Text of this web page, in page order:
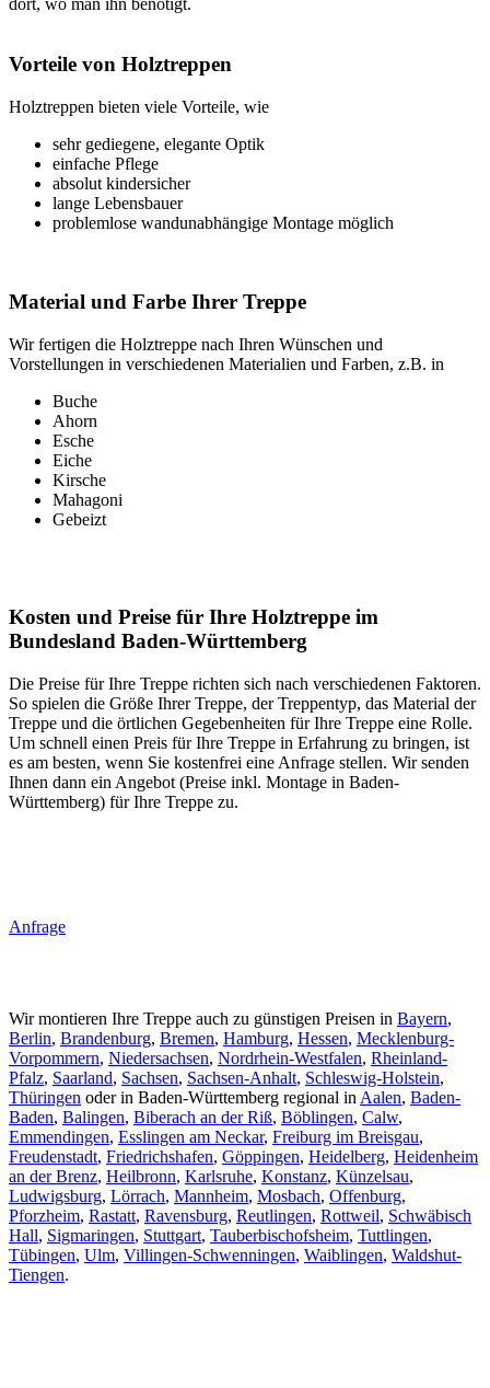
dort, wo man ihn benötigt.
Vorteile von Holztreppen
Holztreppen bieten viele Vorteile, wie
sehr gediegene, elegante Optik
einfache Pflege
absolut kindersicher
lange Lebensbauer
problemlose wandunabhängige Montage möglich
Material und Farbe Ihrer Treppe
Wir fertigen die Holztreppe nach Ihren Wünschen und
Vorstellungen in verschiedenen Materialien und Farben, z.B. in
Buche
Ahorn
Esche
Eiche
Kirsche
Mahagoni
Gebeizt
Kosten und Preise für Ihre Holztreppe im
Bundesland Baden-Württemberg
Die Preise für Ihre Treppe richten sich nach verschiedenen Faktoren.
So spielen die Größe Ihrer Treppe, der Treppentyp, das Material der
Treppe und die örtlichen Gegebenheiten für Ihre Treppe eine Rolle.
Um schnell einen Preis für Ihre Treppe in Erfahrung zu bringen, ist
es am besten, wenn Sie kostenfrei eine Anfrage stellen. Wir senden
Ihnen dann ein Angebot (Preise inkl. Montage in Baden-
Württemberg) für Ihre Treppe zu.
Anfrage
Wir montieren Ihre Treppe auch zu günstigen Preisen in Bayern,
Berlin, Brandenburg, Bremen, Hamburg, Hessen, Mecklenburg-
Vorpommern, Niedersachsen, Nordrhein-Westfalen, Rheinland-
Pfalz, Saarland, Sachsen, Sachsen-Anhalt, Schleswig-Holstein,
Thüringen oder in Baden-Württemberg regional in Aalen, Baden-
Baden, Balingen, Biberach an der Riß, Böblingen, Calw,
Emmendingen, Esslingen am Neckar, Freiburg im Breisgau,
Freudenstadt, Friedrichshafen, Göppingen, Heidelberg, Heidenheim
an der Brenz, Heilbronn, Karlsruhe, Konstanz, Künzelsau,
Ludwigsburg, Lörrach, Mannheim, Mosbach, Offenburg,
Pforzheim, Rastatt, Ravensburg, Reutlingen, Rottweil, Schwäbisch
Hall, Sigmaringen, Stuttgart, Tauberbischofsheim, Tuttlingen,
Tübingen, Ulm, Villingen-Schwenningen, Waiblingen, Waldshut-
Tiengen.